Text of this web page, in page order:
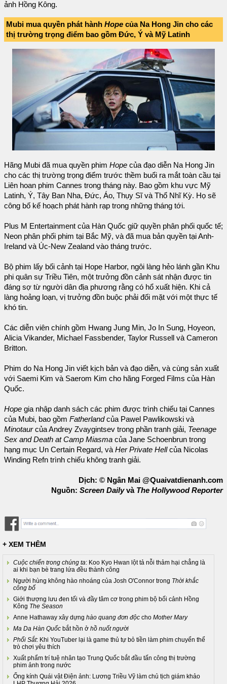
ảnh Hồng Kông.
Mubi mua quyền phát hành Hope của Na Hong Jin cho các
thị trường trọng điểm bao gồm Đức, Ý và Mỹ Latinh
Hãng Mubi đã mua quyền phim Hope của đạo diễn Na Hong Jin
cho các thị trường trọng điểm trước thềm buổi ra mắt toàn cầu tại
Liên hoan phim Cannes trong tháng này. Bao gồm khu vực Mỹ
Latinh, Ý, Tây Ban Nha, Đức, Áo, Thụy Sĩ và Thổ Nhĩ Kỳ. Họ sẽ
công bố kế hoạch phát hành rạp trong những tháng tới.
Plus M Entertainment của Hàn Quốc giữ quyền phân phối quốc tế;
Neon phân phối phim tại Bắc Mỹ, và đã mua bản quyền tại Anh-
Ireland và Úc-New Zealand vào tháng trước.
Bộ phim lấy bối cảnh tại Hope Harbor, ngôi làng hẻo lánh gần Khu
phi quân sự Triều Tiên, một trưởng đồn cảnh sát nhận được tin
đáng sợ từ người dân địa phương rằng có hổ xuất hiện. Khi cả
làng hoảng loạn, vị trưởng đồn buộc phải đối mặt với một thực tế
khó tin.
Các diễn viên chính gồm Hwang Jung Min, Jo In Sung, Hoyeon,
Alicia Vikander, Michael Fassbender, Taylor Russell và Cameron
Britton.
Phim do Na Hong Jin viết kịch bản và đạo diễn, và cùng sản xuất
với Saemi Kim và Saerom Kim cho hãng Forged Films của Hàn
Quốc.
Hope gia nhập danh sách các phim được trình chiếu tại Cannes
của Mubi, bao gồm Fatherlandcủa Pawel Pawlikowski và
Minotaurcủa Andrey Zvaygintsev trong phần tranh giải, Teenage
Sex and Death at Camp Miasma của Jane Schoenbrun trong
hạng mục Un Certain Regard, vàHer Private Hellcủa Nicolas
Winding Refn trình chiếu không tranh giải.
Dịch: © Ngân Mai @Quaivatdienanh.com
Nguồn: Screen Dailyvà The Hollywood Reporter
+ XEM THÊM
Cuộc chiến trong chúng ta: Koo Kyo Hwan lột tả nỗi thảm hại chẳng là
ai khi bạn bè trang lứa đều thành công
Người hùng không hào nhoáng của Josh O'Connor trong Thời khắc
công bố
Giới thượng lưu đen tối và đầy tâm cơ trong phim bộ bối cảnh Hồng
Kông The Season
Anne Hathaway xây dựng hào quang đơn độc cho Mother Mary
Ma Da Hàn Quốc bắt hồn ở hồ nuốt người
Phổi Sắt: Khi YouTuber lại là game thủ tự bỏ tiền làm phim chuyển thể
trò chơi yêu thích
Xuất phẩm trí tuệ nhân tạo Trung Quốc bắt đầu tấn công thị trường
phim ảnh trong nước
Ống kính Quái vật Điện ảnh: Lương Triều Vỹ làm chủ tịch giám khảo